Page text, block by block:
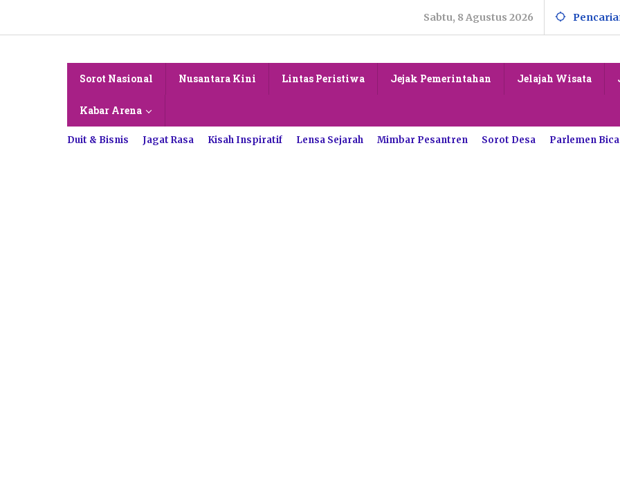
konten
Sabtu, 8 Agustus 2026
Sorot Nasional Nusantara Kini Lintas Peristiwa Jejak Pemerintahan Jelajah Wisata
Kabar Arena
Duit & Bisnis Jagat Rasa Kisah Inspiratif Lensa Sejarah Mimbar Pesantren Sorot Desa Parlemen